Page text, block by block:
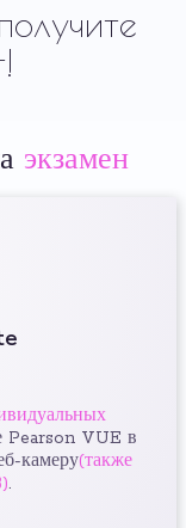
экзамен
Pearson VUE в
камеру(также
.